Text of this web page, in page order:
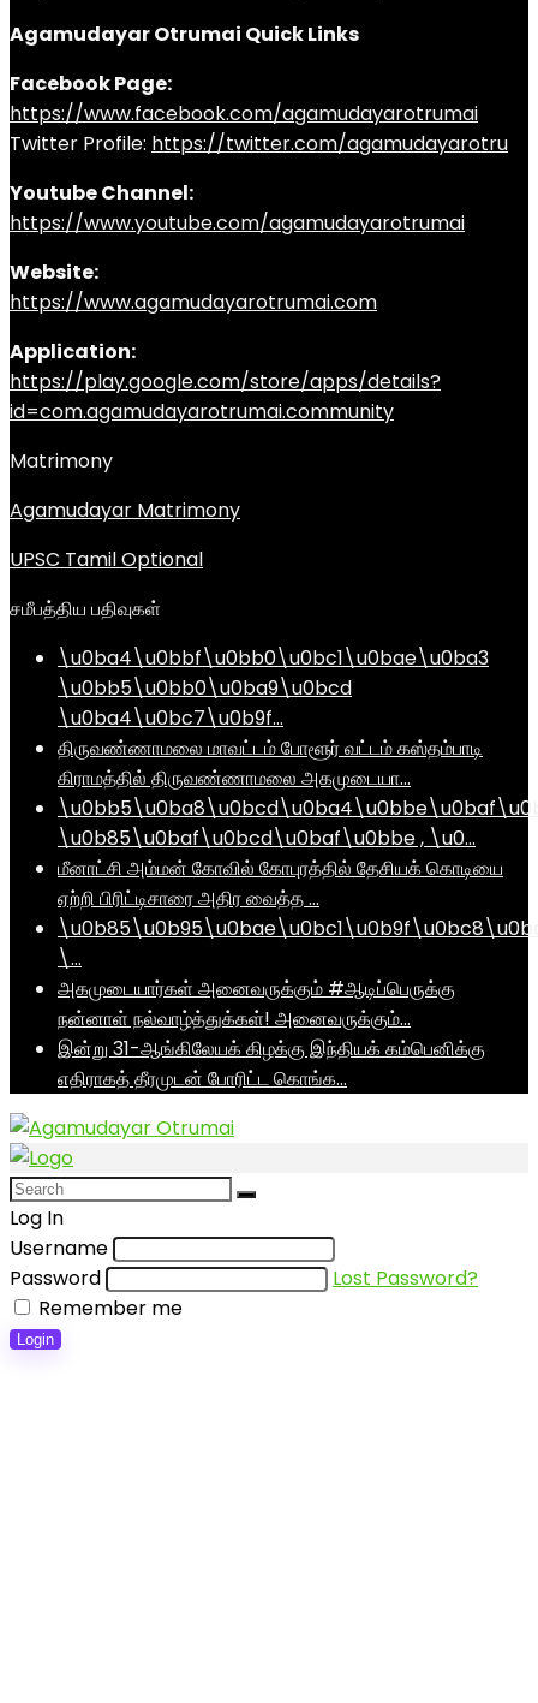
Agamudayar Otrumai Quick Links
Facebook Page:
https://www.facebook.com/agamudayarotrumai
Twitter Profile: https://twitter.com/agamudayarotru
Youtube Channel:
https://www.youtube.com/agamudayarotrumai
Website:
https://www.agamudayarotrumai.com
Application:
https://play.google.com/store/apps/details?
id=com.agamudayarotrumai.community
Matrimony
Agamudayar Matrimony
UPSC Tamil Optional
சமீபத்திய பதிவுகள்
\u0ba4\u0bbf\u0bb0\u0bc1\u0bae\u0ba3
\u0bb5\u0bb0\u0ba9\u0bcd
\u0ba4\u0bc7\u0b9f…
திருவண்ணாமலை மாவட்டம் போளூர் வட்டம் கஸ்தம்பாடி
கிராமத்தில் திருவண்ணாமலை அகமுடையா…
\u0b85\u0baf\u0bcd\u0baf\u0bbe , \u0…
மீனாட்சி அம்மன் கோவில் கோபுரத்தில் தேசியக் கொடியை
ஏற்றி பிரிட்டிசாரை அதிர வைத்த …
\…
அகமுடையார்கள் அனைவருக்கும் #ஆடிப்பெருக்கு
நன்னாள் நல்வாழ்த்துக்கள்! அனைவருக்கும்…
இன்று 31-ஆங்கிலேயக் கிழக்கு இந்தியக் கம்பெனிக்கு
எதிராகத் தீரமுடன் போரிட்ட கொங்க…
Log In
Username
Password
Lost Password?
Remember me
Login